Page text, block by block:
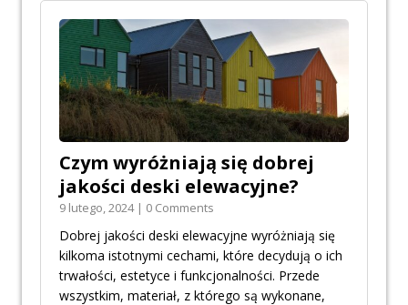
Czym wyróżniają się dobrej
jakości deski elewacyjne?
9 lutego, 2024 | 0 Comments
Dobrej jakości deski elewacyjne wyróżniają się
kilkoma istotnymi cechami, które decydują o ich
trwałości, estetyce i funkcjonalności. Przede
wszystkim, materiał, z którego są wykonane,